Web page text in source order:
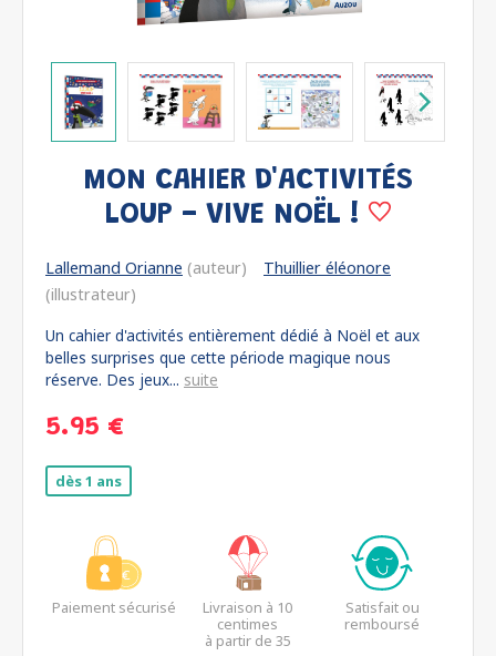
MON CAHIER D'ACTIVITÉS
LOUP - VIVE NOËL !
Lallemand Orianne (auteur)
Thuillier éléonore
(illustrateur)
Un cahier d'activités entièrement dédié à Noël et aux
belles surprises que cette période magique nous
réserve. Des jeux... suite
5.95 €
dès 1 ans
Paiement sécurisé
Livraison à 10
centimes
à partir de 35
Satisfait ou
remboursé